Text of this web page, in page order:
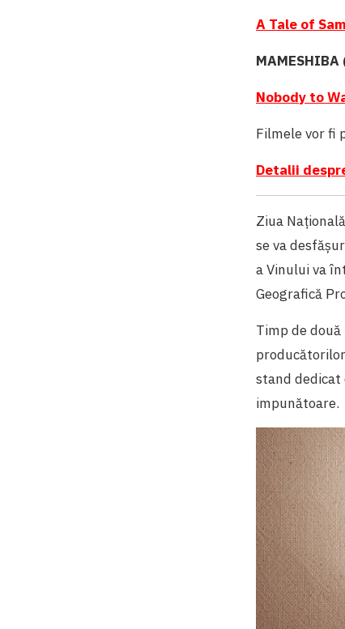
A Tale of
MAMESHIBA
Nobody to
Filmele vor fi
Detalii
Ziua
se va
a Vinului va
Geografică
Timp de
stand dedicat
impunătoare.